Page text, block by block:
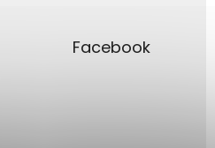
Facebook